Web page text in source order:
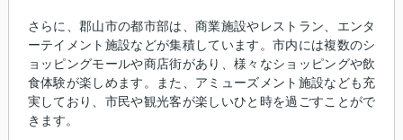
さらに、郡山市の都市部は、商業施設やレストラン、エンタ
ーテイメント施設などが集積しています。市内には複数のシ
ョッピングモールや商店街があり、様々なショッピングや飲
食体験が楽しめます。また、アミューズメント施設なども充
実しており、市民や観光客が楽しいひと時を過ごすことがで
きます。